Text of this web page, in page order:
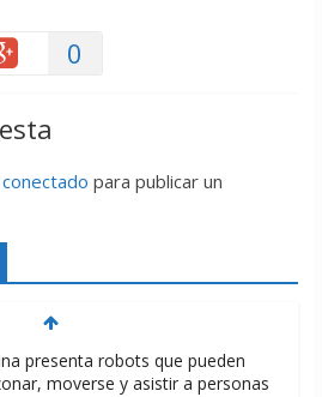
0
conectado para publicar un
presenta robots que pueden
moverse y asistir a personas